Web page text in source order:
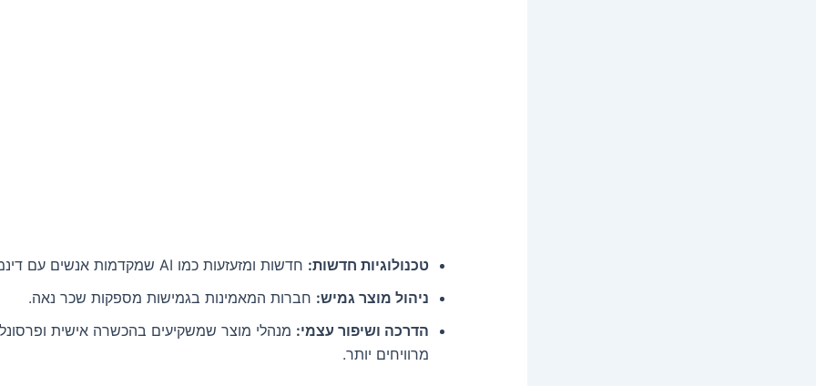
טכנולוגיות חדשות: חדשות ומזעזעות כמו AI שמקדמות אנשים עם דינמיות בשכר.
ניהול מוצר גמיש: חברות המאמינות בגמישות מספקות שכר נאה.
הדרכה ושיפור עצמי: מנהלי מוצר שמשקיעים בהכשרה אישית
מרוויחים יותר.